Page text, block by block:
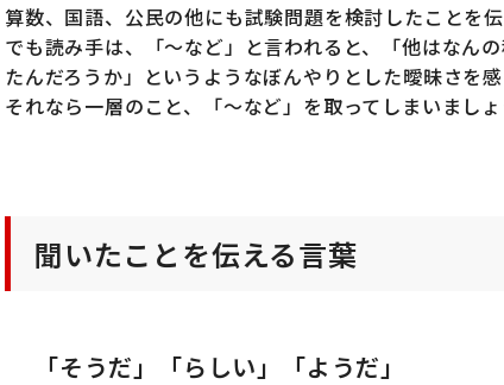
算数、国語、公民の他にも試験問題を検討したことを
でも読み手は、「〜など」と言われると、「他はなん
たんだろうか」というようなぼんやりとした曖昧さを感
それなら一層のこと、「〜など」を取ってしまいましょ
聞いたことを伝える言葉
「そうだ」「らしい」「ようだ」